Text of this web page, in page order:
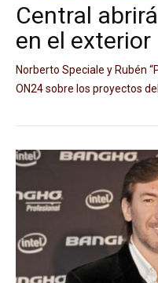
Central
en el exterior
Norberto Speciale y Rubén
ON24 sobre los proyectos